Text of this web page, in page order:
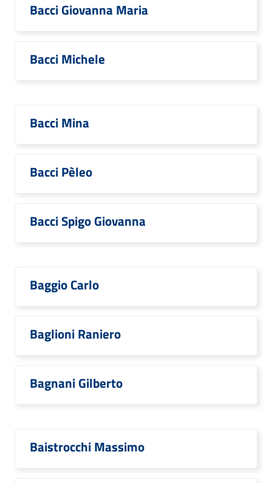
Bacci Giovanna Maria
Bacci Michele
Bacci Mina
Bacci Pèleo
Bacci Spigo Giovanna
Baggio Carlo
Baglioni Raniero
Bagnani Gilberto
Baistrocchi Massimo